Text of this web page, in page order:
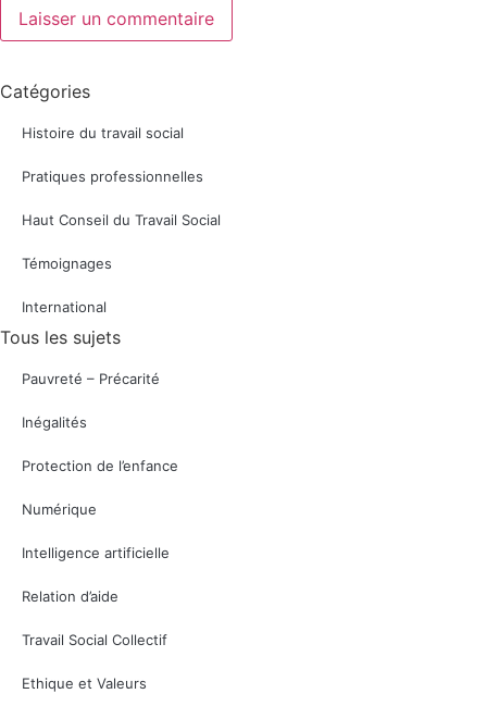
Catégories
Histoire du travail social
Pratiques professionnelles
Haut Conseil du Travail Social
Témoignages
International
Tous les sujets
Pauvreté – Précarité
Inégalités
Protection de l’enfance
Numérique
Intelligence artificielle
Relation d’aide
Travail Social Collectif
Ethique et Valeurs